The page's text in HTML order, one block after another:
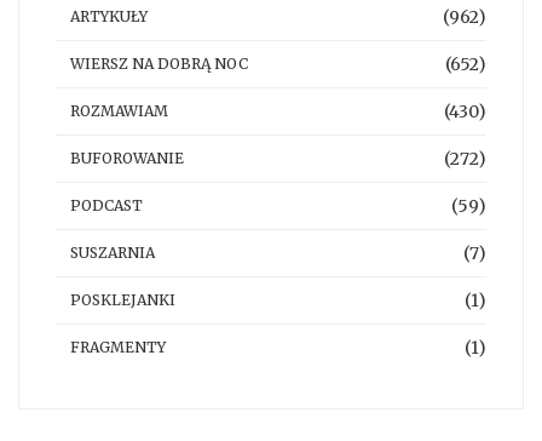
ARTYKUŁY (962)
WIERSZ NA DOBRĄ NOC (652)
ROZMAWIAM (430)
BUFOROWANIE (272)
PODCAST (59)
SUSZARNIA (7)
POSKLEJANKI (1)
FRAGMENTY (1)